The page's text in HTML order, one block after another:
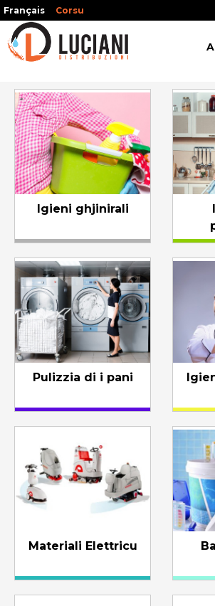
Français Corsu
Igieni ghjinirali
Pulizzia di i pani
Materiali Elettricu